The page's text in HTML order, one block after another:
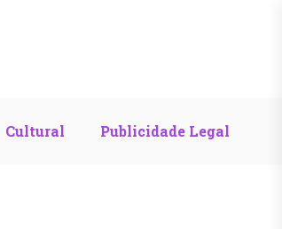
Cultural Publicidade Legal